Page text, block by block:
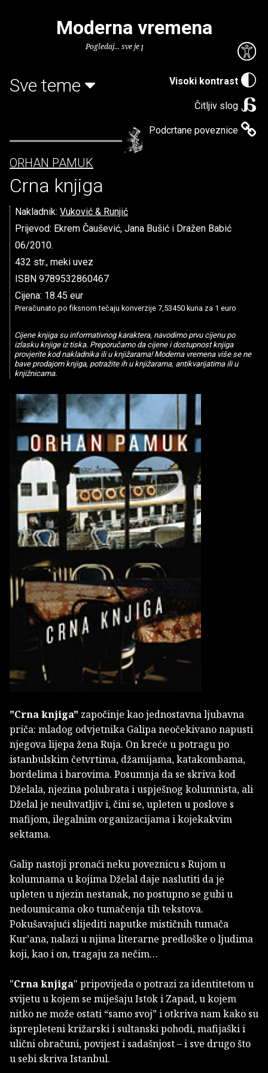
Visoki kontrast
Čitljiv slog
Podcrtane poveznice
Moderna vremena
Pogledaj... sve je puno knjiga.
Sve teme
ORHAN PAMUK
Crna knjiga
Nakladnik: Vuković & Runjić
Prijevod: Ekrem Čaušević, Jana Bušić i Dražen Babić
06/2010.
432 str., meki uvez
ISBN 9789532860467
Cijena: 18.45 eur
Preračunato po fiksnom tečaju konverzije 7,53450 kuna za 1 euro
Cijene knjiga su informativnog karaktera, navodimo prvu cijenu po
izlasku knjige iz tiska. Preporučamo da cijene i dostupnost knjiga
provjerite kod nakladnika ili u knjižarama! Moderna vremena više se ne
bave prodajom knjiga, potražite ih u knjižarama, antikvarijatima ili u
knjižnicama.
"Crna knjiga" započinje kao jednostavna ljubavna
priča: mladog odvjetnika Galipa neočekivano napusti
njegova lijepa žena Ruja. On kreće u potragu po
istanbulskim četvrtima, džamijama, katakombama,
bordelima i barovima. Posumnja da se skriva kod
Dželala, njezina polubrata i uspješnog kolumnista, ali
Dželal je neuhvatljiv i, čini se, upleten u poslove s
mafijom, ilegalnim organizacijama i kojekakvim
sektama.
Galip nastoji pronaći neku poveznicu s Rujom u
kolumnama u kojima Dželal daje naslutiti da je
upleten u njezin nestanak, no postupno se gubi u
nedoumicama oko tumačenja tih tekstova.
Pokušavajući slijediti naputke mističnih tumača
Kur’ana, nalazi u njima literarne predloške o ljudima
koji, kao i on, tragaju za nečim…
"Crna knjiga" pripovijeda o potrazi za identitetom u
svijetu u kojem se miješaju Istok i Zapad, u kojem
nitko ne može ostati “samo svoj” i otkriva nam kako su
isprepleteni križarski i sultanski pohodi, mafijaški i
ulični obračuni, povijest i sadašnjost – i sve drugo što
u sebi skriva Istanbul.